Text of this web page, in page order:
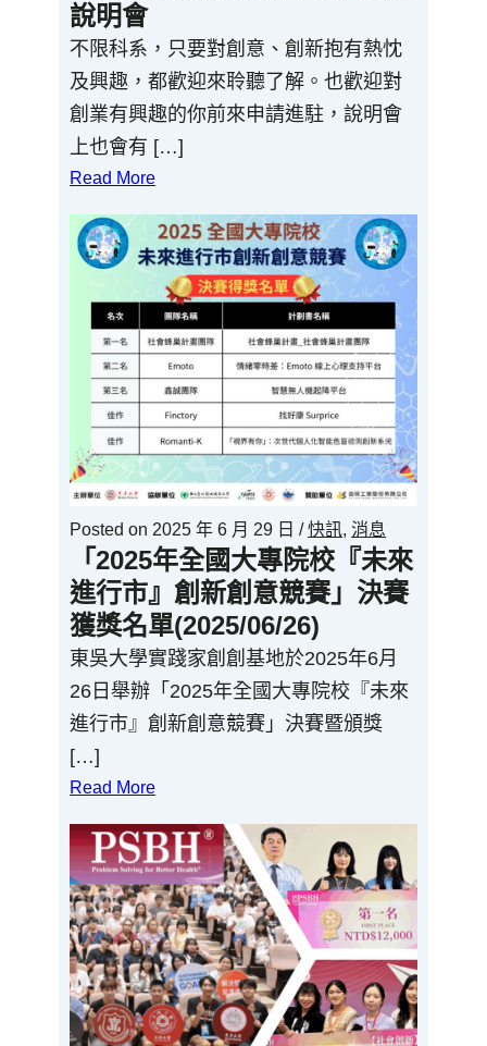
說明會
不限科系，只要對創意、創新抱有熱忱
及興趣，都歡迎來聆聽了解。也歡迎對
創業有興趣的你前來申請進駐，說明會
上也會有 […]
Read More
Posted on 2025 年 6 月 29 日 /快訊,消息
「2025年全國大專院校『未來
進行市』創新創意競賽」決賽
獲獎名單(2025/06/26)
東吳大學實踐家創創基地於2025年6月
26日舉辦「2025年全國大專院校『未來
進行市』創新創意競賽」決賽暨頒獎
[…]
Read More